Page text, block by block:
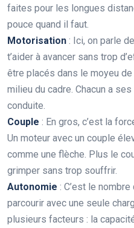
faites pour les longues
pouce quand il faut.
Motorisation : Ici, on parle
t’aider à avancer sans trop
être placés dans le moyeu
milieu du cadre. Chacun a
conduite.
Couple : En gros, c’est la
Un moteur avec un couple
comme une flèche. Plus le
grimper sans trop souffrir.
Autonomie : C’est le
parcourir avec une seule
plusieurs facteurs : la